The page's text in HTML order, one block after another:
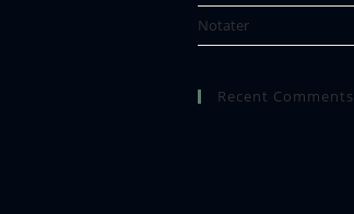
Notater
Recent Comments